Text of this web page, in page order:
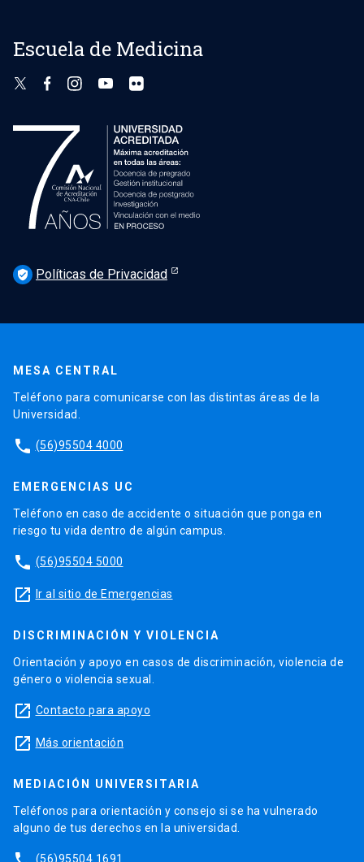
Escuela de Medicina
verified_user Políticas de Privacidad
MESA CENTRAL
Teléfono para comunicarse con las distintas áreas de la
Universidad.
phone (56)95504 4000
EMERGENCIAS UC
Teléfono en caso de accidente o situación que ponga en
riesgo tu vida dentro de algún campus.
phone (56)95504 5000
launch Ir al sitio de Emergencias
DISCRIMINACIÓN Y VIOLENCIA
Orientación y apoyo en casos de discriminación, violencia de
género o violencia sexual.
launch Contacto para apoyo
launch Más orientación
MEDIACIÓN UNIVERSITARIA
Teléfonos para orientación y consejo si se ha vulnerado
alguno de tus derechos en la universidad.
(56)95504 1691